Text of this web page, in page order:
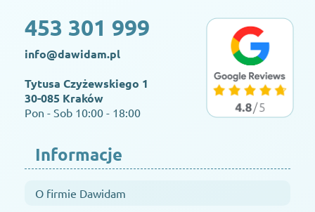
453 301 999
info@dawidam.pl
Tytusa Czyżewskiego 1
30-085 Kraków
Pon - Sob 10:00 - 18:00
Informacje
O firmie Dawidam